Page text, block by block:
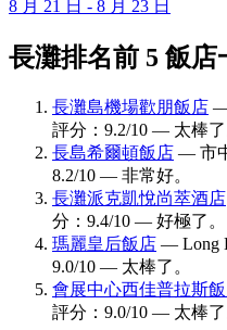
8 月 21 日 - 8 月 23 日
長灘排名前 5 飯店
長灘島機場歡朋飯店 —
評分：9.2/10 — 太棒了
長島希爾頓飯店 — 市
8.2/10 — 非常好。
長灘派克凱悅尚萃酒店
分：9.4/10 — 好極了。
瑪麗皇后飯店 — Long
9.0/10 — 太棒了。
會展中心西佳普拉斯
評分：9.0/10 — 太棒了